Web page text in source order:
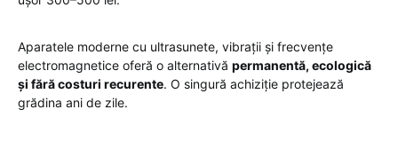
Aparatele moderne cu ultrasunete, vibrații și frecvențe
electromagnetice oferă o alternativă permanentă, ecologică
și fără costuri recurente. O singură achiziție protejează
grădina ani de zile.